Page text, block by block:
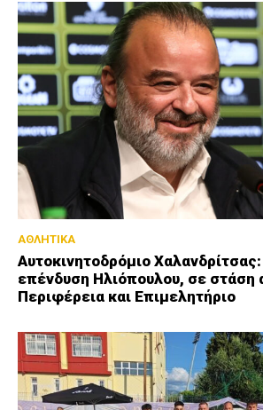
ΑΘΛΗΤΙΚΑ
Αυτοκινητοδρόμιο
επένδυση Ηλιόπουλου, σε στάση
Περιφέρεια και Επιμελητήριο